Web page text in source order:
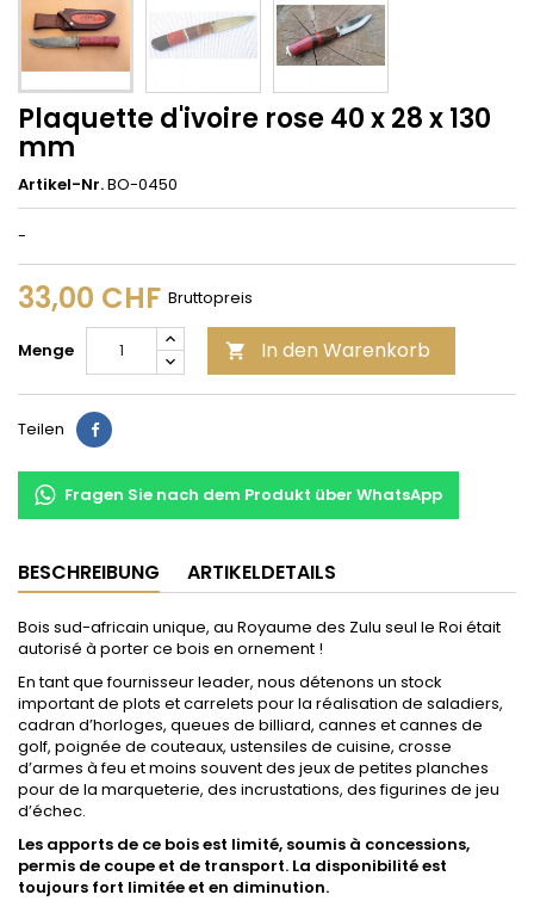
Plaquette d'ivoire rose 40 x 28 x 130
mm
Artikel-Nr.BO-0450
-
33,00 CHF Bruttopreis
Menge  In den Warenkorb
Teilen Teilen
Fragen Sie nach dem Produkt über WhatsApp
BESCHREIBUNG ARTIKELDETAILS
Bois sud-africain unique, au Royaume des Zulu seul le Roi était
autorisé à porter ce bois en ornement !
En tant que fournisseur leader, nous détenons un stock
important de plots et carrelets pour la réalisation de saladiers,
cadran d’horloges, queues de billiard, cannes et cannes de
golf, poignée de couteaux, ustensiles de cuisine, crosse
d’armes à feu et moins souvent des jeux de petites planches
pour de la marqueterie, des incrustations, des figurines de jeu
d’échec.
Les apports de ce bois est limité, soumis à concessions,
permis de coupe et de transport. La disponibilité est
toujours fort limitée et en diminution.